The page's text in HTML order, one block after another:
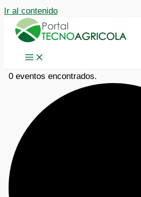
Ir al contenido
0 eventos encontrados.